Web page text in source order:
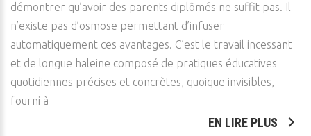
démontrer qu’avoir des parents diplômés ne suffit pas. Il
n’existe pas d’osmose permettant d’infuser
automatiquement ces avantages. C’est le travail incessant
et de longue haleine composé de pratiques éducatives
quotidiennes précises et concrètes, quoique invisibles,
fourni à
EN LIRE PLUS